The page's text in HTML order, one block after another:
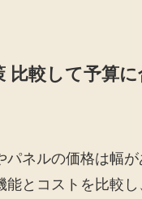
比較して予算
パネルの価格は幅
能とコストを比較し